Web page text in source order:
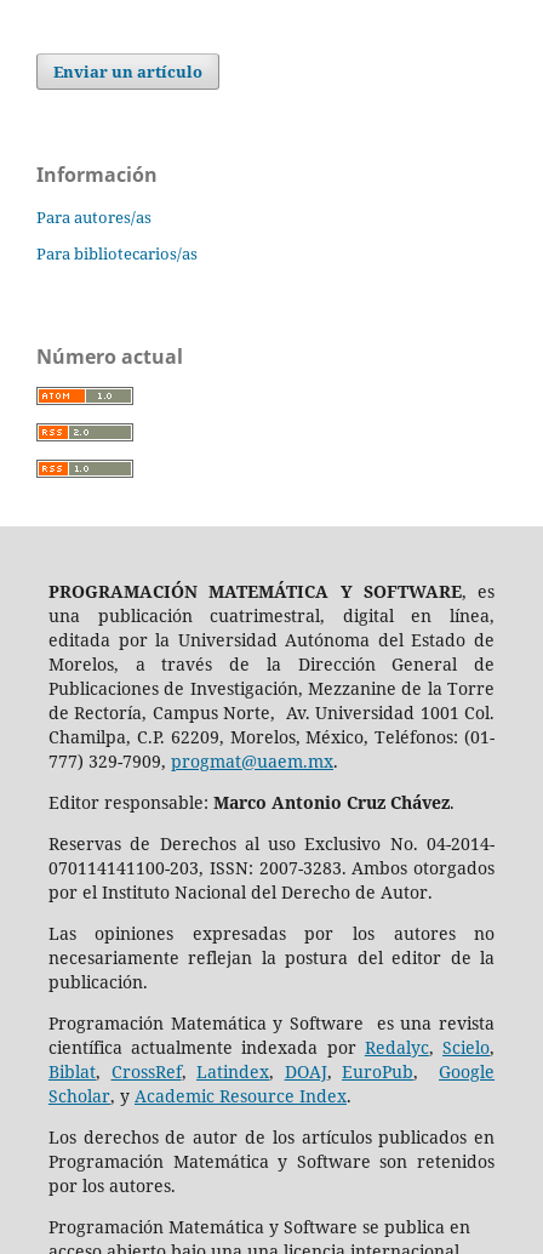
Enviar un artículo
Información
Para autores/as
Para bibliotecarios/as
Número actual
PROGRAMACIÓN MATEMÁTICA Y SOFTWARE, es
una publicación cuatrimestral, digital en línea,
editada por la Universidad Autónoma del Estado de
Morelos, a través de la Dirección General de
Publicaciones de Investigación, Mezzanine de la Torre
de Rectoría, Campus Norte, Av. Universidad 1001 Col.
Chamilpa, C.P. 62209, Morelos, México, Teléfonos: (01-
777) 329-7909, progmat@uaem.mx.
Editor responsable: Marco Antonio Cruz Chávez.
Reservas de Derechos al uso Exclusivo No. 04-2014-
070114141100-203, ISSN: 2007-3283. Ambos otorgados
por el Instituto Nacional del Derecho de Autor.
Las opiniones expresadas por los autores no
necesariamente reflejan la postura del editor de la
publicación.
Programación Matemática y Software es una revista
científica actualmente indexada por Redalyc,Scielo,
Biblat, CrossRef,Latindex, DOAJ,EuroPub,Google
Scholar, y Academic Resource Index.
Los derechos de autor de los artículos publicados en
Programación Matemática y Software son retenidos
por los autores.
Programación Matemática y Software se publica en